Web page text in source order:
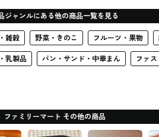
ジャンルにある他の商品一覧を見る
雑穀 野菜・きのこ フルーツ・果物
乳製品 パン・サンド・中華まん ファ
ファミリーマート その他の商品